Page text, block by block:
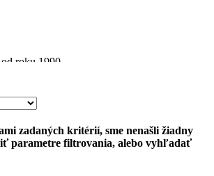
roku 1990
privátnou firmou na
sólo spracované vína z tokajských odrôd
žltý reduktívnou technológiou. Hrozno
technológiami, vrátane riadenej
zadaných kritérií, sme nenašli žiadny
parametre filtrovania, alebo vyhľadať